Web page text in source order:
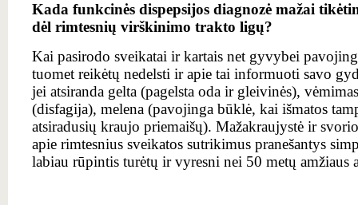
Kada funkcinės dispepsijos diagnozė mažai
dėl rimtesnių virškinimo trakto ligų?
Kai pasirodo sveikatai ir kartais net gyvybei
tuomet reikėtų nedelsti ir apie tai informuoti savo
jei atsiranda gelta (pagelsta oda ir gleivinės),
(disfagija), melena (pavojinga būklė, kai išmatos
atsiradusių kraujo priemaišų). Mažakraujystė ir
apie rimtesnius sveikatos sutrikimus pranešantys
labiau rūpintis turėtų ir vyresni nei 50 metų amžiaus